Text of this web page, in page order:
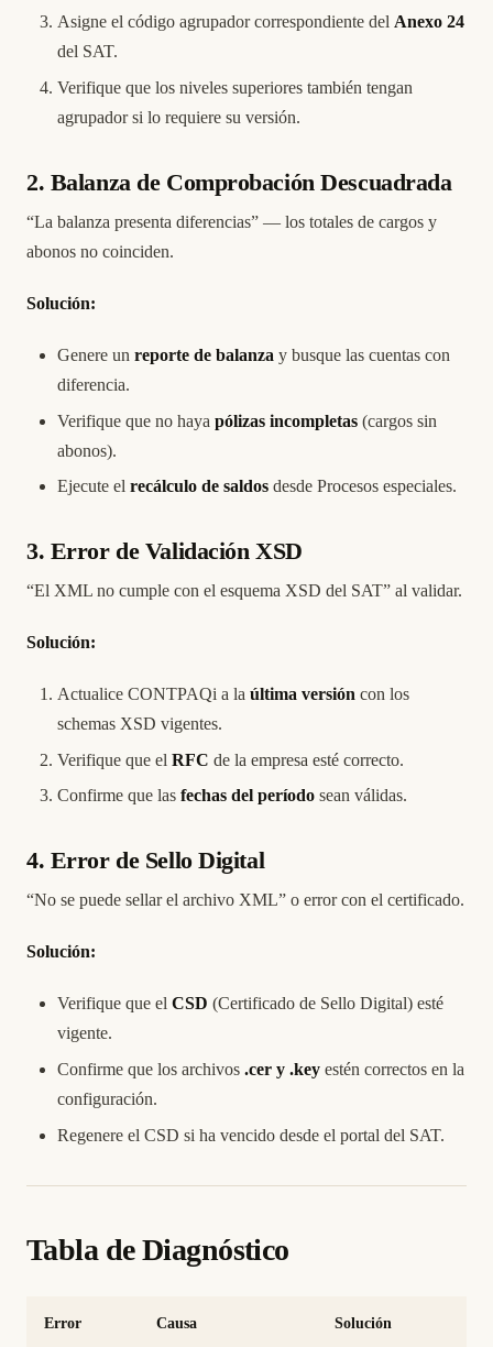
Asigne el código agrupador correspondiente del Anexo 24
del SAT.
Verifique que los niveles superiores también tengan
agrupador si lo requiere su versión.
2. Balanza de Comprobación Descuadrada
“La balanza presenta diferencias” — los totales de cargos y
abonos no coinciden.
Solución:
Genere un reporte de balanza y busque las cuentas con
diferencia.
Verifique que no haya pólizas incompletas (cargos sin
abonos).
Ejecute el recálculo de saldos desde Procesos especiales.
3. Error de Validación XSD
“El XML no cumple con el esquema XSD del SAT” al validar.
Solución:
Actualice CONTPAQi a la última versión con los
schemas XSD vigentes.
Verifique que el RFC de la empresa esté correcto.
Confirme que las fechas del período sean válidas.
4. Error de Sello Digital
“No se puede sellar el archivo XML” o error con el certificado.
Solución:
Verifique que el CSD (Certificado de Sello Digital) esté
vigente.
Confirme que los archivos .cer y .key estén correctos en la
configuración.
Regenere el CSD si ha vencido desde el portal del SAT.
Tabla de Diagnóstico
Error Causa Solución